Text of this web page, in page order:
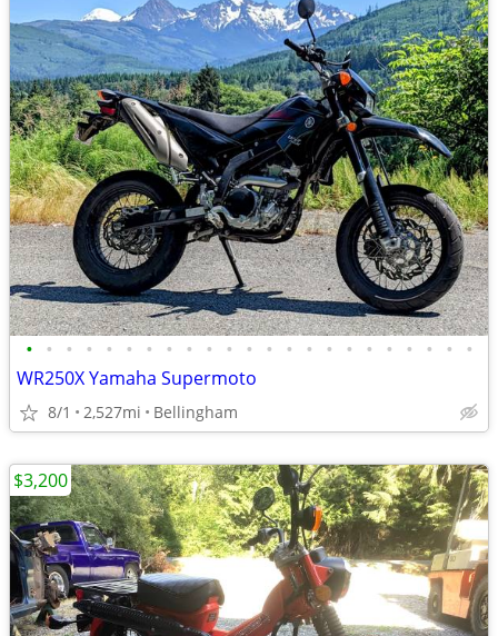
• • • • • • • • • • • • • • • • • • • • • • •
WR250X Yamaha Supermoto
8/1 2,527mi Bellingham
$3,200